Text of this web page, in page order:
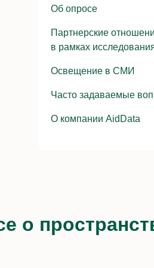
Об опросе
Партнерские
в рамках
Освещение в СМИ
Часто задаваемые
О компании AidData
о